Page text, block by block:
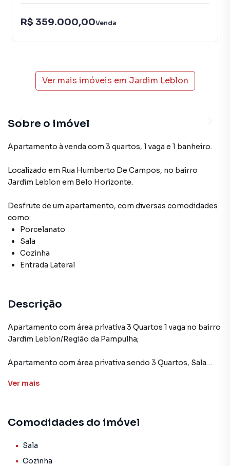
R$ 359.000,00Venda
Ver mais imóveis em Jardim Leblon
Sobre o imóvel
Apartamento à venda com 3 quartos, 1 vaga e 1 banheiro.
Localizado em Rua Humberto De Campos, no bairro
Jardim Leblon em Belo Horizonte.
Desfrute de um apartamento, com diversas comodidades
como:
Porcelanato
Sala
Cozinha
Entrada Lateral
Descrição
Apartamento com área privativa 3 Quartos 1 vaga no bairro
Jardim Leblon/Região da Pampulha;
Apartamento com área privativa sendo 3 Quartos, Sala
e 1 vaga de garagem;
Dom Pedro I, ao Centro Administrativo próximo aos
Copacabana, a 3 minutos da LAGOA DA PAMPULHA,
próximo a Escolas, ‘Posto de Saúde etc;
Ver mais
Comodidades do imóvel
Sala
Cozinha